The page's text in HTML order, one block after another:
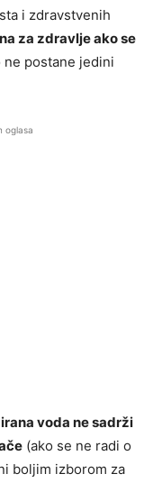
i zdravstvenih
za zdravlje ako se
ne postane jedini
oglasa
voda ne sadrži
(ako se ne radi o
boljim izborom za